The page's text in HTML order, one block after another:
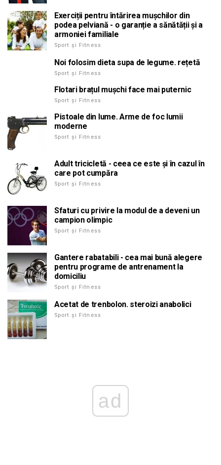
Exerciții pentru întărirea mușchilor din
podea pelviană - o garanție a sănătății și a
armoniei familiale
Sport și Fitness
Noi folosim dieta supa de legume. rețetă
Sport și Fitness
Flotari brațul mușchi face mai puternic
Sport și Fitness
Pistoale din lume. Arme de foc lumii
moderne
Sport și Fitness
Adult tricicletă - ceea ce este și în cazul în
care pot cumpăra
Sport și Fitness
Sfaturi cu privire la modul de a deveni un
campion olimpic
Sport și Fitness
Gantere rabatabili - cea mai bună alegere
pentru programe de antrenament la
domiciliu
Sport și Fitness
Acetat de trenbolon. steroizi anabolici
Sport și Fitness
ad